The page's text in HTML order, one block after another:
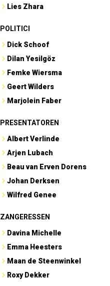
Lies Zhara
POLITICI
Dick Schoof
Dilan Yesilgöz
Femke Wiersma
Geert Wilders
Marjolein Faber
PRESENTATOREN
Albert Verlinde
Arjen Lubach
Beau van Erven Dorens
Johan Derksen
Wilfred Genee
ZANGERESSEN
Davina Michelle
Emma Heesters
Maan de Steenwinkel
Roxy Dekker